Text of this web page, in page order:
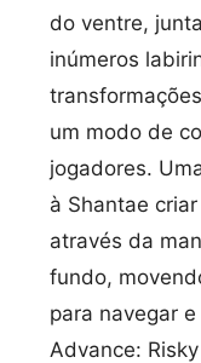
do ventre,
inúmeros
um modo de
jogadores.
à Shantae
através da
fundo,
para navegar
Advance: